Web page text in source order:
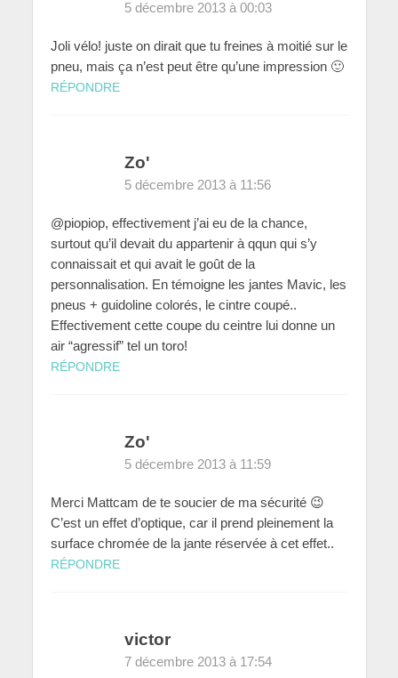
5 décembre 2013 à 00:03
Joli vélo! juste on dirait que tu freines à moitié sur le
pneu, mais ça n’est peut être qu’une impression 🙂
RÉPONDRE
Zo'
5 décembre 2013 à 11:56
@piopiop, effectivement j’ai eu de la chance,
surtout qu’il devait du appartenir à qqun qui s’y
connaissait et qui avait le goût de la
personnalisation. En témoigne les jantes Mavic, les
pneus + guidoline colorés, le cintre coupé..
Effectivement cette coupe du ceintre lui donne un
air “agressif” tel un toro!
RÉPONDRE
Zo'
5 décembre 2013 à 11:59
Merci Mattcam de te soucier de ma sécurité 😉
C’est un effet d’optique, car il prend pleinement la
surface chromée de la jante réservée à cet effet..
RÉPONDRE
victor
7 décembre 2013 à 17:54